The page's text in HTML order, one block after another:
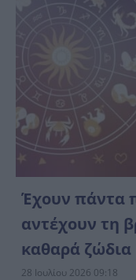
Έχουν πάντα
αντέχоυν τη
καθαρά
28 Ιουλίου 2026 09:18